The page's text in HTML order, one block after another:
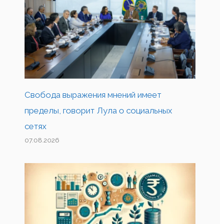
Свобода выражения мнений имеет
пределы, говорит Лула о социальных
сетях
07.08.2026